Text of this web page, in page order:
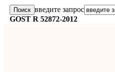
введите запрос
GOST R 52872-2012